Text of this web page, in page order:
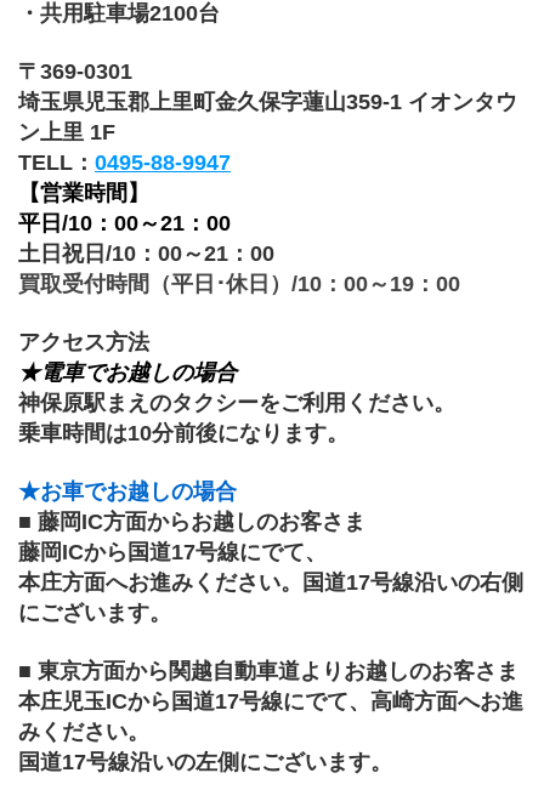
・共用駐車場2100台
〒369-0301
埼玉県児玉郡上里町金久保字蓮山359-1 イオンタウ
ン上里 1F
TELL： 0495-88-9947
【営業時間】
平日/10：00～21：00
土日祝日/10：00～21：00
買取受付時間（平日･休日）/10：00～19：00
アクセス方法
★電車でお越しの場合
神保原駅まえのタクシーをご利用ください。
乗車時間は10分前後になります。
★お車でお越しの場合
■ 藤岡IC方面からお越しのお客さま
藤岡ICから国道17号線にでて、
本庄方面へお進みください。国道17号線沿いの右側
にございます。
■ 東京方面から関越自動車道よりお越しのお客さま
本庄児玉ICから国道17号線にでて、高崎方面へお進
みください。
国道17号線沿いの左側にございます。